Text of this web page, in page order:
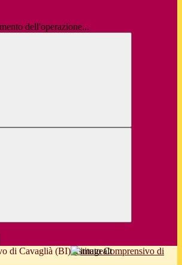
dell'operazione...
Istituto Comprensivo di